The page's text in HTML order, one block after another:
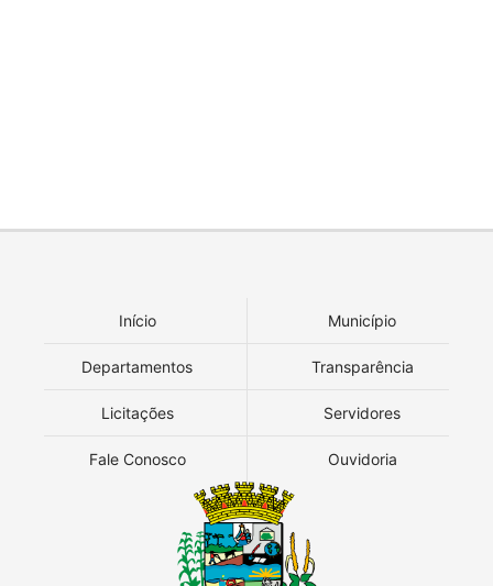
Início Município
Departamentos Transparência
Licitações Servidores
Fale Conosco Ouvidoria